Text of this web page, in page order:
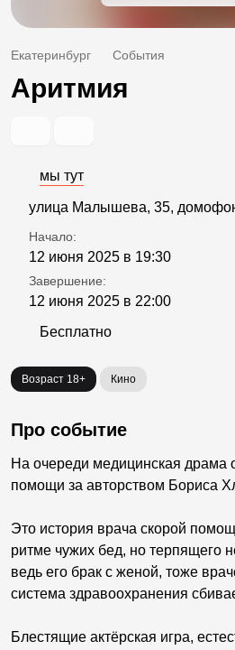
Екатеринбург События
Аритмия
мы тут
улица Малышева, 35,
Начало:
12 июня 2025 в 19:30
Завершение:
12 июня 2025 в 22:00
Бесплатно
Возраст 18+ Кино
Про событие
На очереди медицинская драма
помощи за авторством Бориса
Это история врача скорой
ритме чужих бед, но терпящего
ведь его брак с женой, тоже
система здравоохранения
Блестящие актёрская игра,